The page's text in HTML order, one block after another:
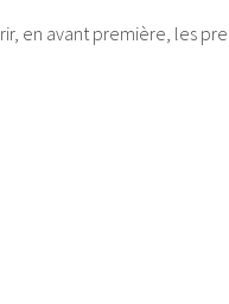
en avant première, les